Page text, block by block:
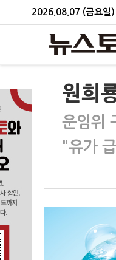
2026.08.07 (금요일)
원희
운임위
"유가